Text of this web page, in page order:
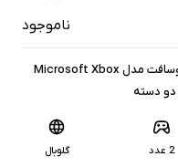
ناموجود
کنسول بازی استوک مایکروسافت مدل Microsoft Xbox
2 عدد گلوبال